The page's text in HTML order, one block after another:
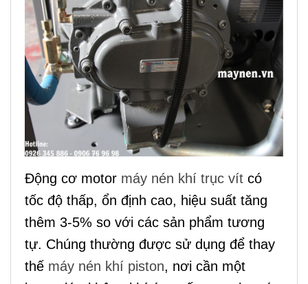
Động cơ motor máy nén khí trục vít có
tốc độ thấp, ổn định cao, hiệu suất tăng
thêm 3-5% so với các sản phẩm tương
tự. Chúng thường được sử dụng để thay
thế máy nén khí piston, nơi cần một